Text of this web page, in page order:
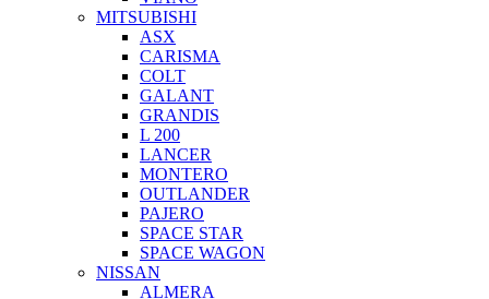
MITSUBISHI
ASX
CARISMA
COLT
GALANT
GRANDIS
L 200
LANCER
MONTERO
OUTLANDER
PAJERO
SPACE STAR
SPACE WAGON
NISSAN
ALMERA